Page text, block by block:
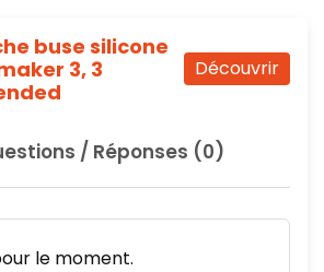
Découvrir
buse silicone
3, 3
/ Réponses (0)
le moment.